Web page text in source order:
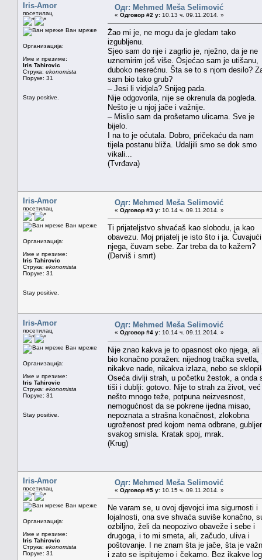
Iris-Amor
посетилац
Ван мреже
Организација:
Име и презиме:
Iris Tahirovic
Струка: ekonomista
Поруке: 31
Stay positive.
Одг: Mehmed Meša Selimović
« Одговор #2 у: 10.13 ч. 09.11.2014. »
Žao mi je, ne mogu da je gledam tako
izgubljenu.
Sjeo sam do nje i zagrlio je, nježno, da je ne
uznemirim još više. Osjećao sam je utišanu,
duboko nesrećnu. Šta se to s njom desilo?
sam bio tako grub?
– Jesi li vidjela? Snijeg pada.
Nije odgovorila, nije se okrenula da pogleda.
Nešto je u njoj jače i važnije.
– Mislio sam da prošetamo ulicama. Sve je
bijelo.
I na to je oćutala. Dobro, pričekaću da nam
tijela postanu bliža. Udaljili smo se dok smo
vikali...
(Tvrđava)
Iris-Amor
посетилац
Ван мреже
Организација:
Име и презиме:
Iris Tahirovic
Струка: ekonomista
Поруке: 31
Stay positive.
Одг: Mehmed Meša Selimović
« Одговор #3 у: 10.14 ч. 09.11.2014. »
Ti prijateljstvo shvaćaš kao slobodu, ja kao
obavezu. Moj prijatelj je isto što i ja. Čuvajući
njega, čuvam sebe. Zar treba da to kažem?
(Derviš i smrt)
Iris-Amor
посетилац
Ван мреже
Организација:
Име и презиме:
Iris Tahirovic
Струка: ekonomista
Поруке: 31
Stay positive.
Одг: Mehmed Meša Selimović
« Одговор #4 у: 10.14 ч. 09.11.2014. »
Nije znao kakva je to opasnost oko njega, ali
bio konačno poražen: nijednog tračka svetla,
nikakve nade, nikakva izlaza, nebo se
Oseća divlji strah, u početku žestok, a onda
tiši i dublji: gotovo. Nije to strah za život, već
nešto mnogo teže, potpuna neizvesnost,
nemogućnost da se pokrene ijedna misao,
nepoznata a strašna konačnost, zlokobna
ugroženost pred kojom nema odbrane,
svakog smisla. Kratak spoj, mrak.
(Krug)
Iris-Amor
посетилац
Ван мреже
Организација:
Име и презиме:
Iris Tahirovic
Струка: ekonomista
Поруке: 31
Одг: Mehmed Meša Selimović
« Одговор #5 у: 10.15 ч. 09.11.2014. »
Ne varam se, u ovoj djevojci ima sigurnosti i
lojalnosti, ona sve shvaća suviše konačno,
ozbiljno, želi da neopozivo obaveže i sebe i
drugoga, i to mi smeta, ali, začudo, uliva i
poštovanje. I ne znam šta je jače, šta je
i zato se ispitujemo i čekamo. Bez ikakve